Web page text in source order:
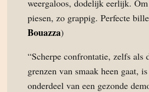
weergaloos, dodelijk eerlijk.
piesen, zo grappig. Perfecte
Bouazza)
“Scherpe confrontatie, zelfs als
grenzen van smaak heen gaat,
onderdeel van een gezonde